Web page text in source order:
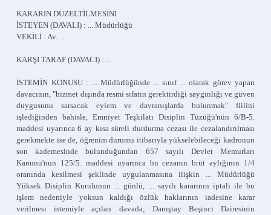
KARARIN DÜZELTİLMESİNİ
İSTEYEN (DAVALI) : ... Müdürlüğü
VEKİLİ : Av. ...
KARŞI TARAF (DAVACI) : ...
İSTEMİN KONUSU : ... Müdürlüğünde ... sınıf ... olarak görev yapan
davacının, "hizmet dışında resmi sıfatın gerektirdiği saygınlığı ve güven
duygusunu sarsacak eylem ve davranışlarda bulunmak" fiilini
işlediğinden bahisle, Emniyet Teşkilatı Disiplin Tüzüğü'nün 6/B-5.
maddesi uyarınca 6 ay kısa süreli durdurma cezası ile cezalandırılması
gerekmekte ise de, öğrenim durumu itibarıyla yükselebileceği kadronun
son kademesinde bulunduğundan 657 sayılı Devlet Memurları
Kanunu'nun 125/5. maddesi uyarınca bu cezanın brüt aylığının 1/4
oranında kesilmesi şeklinde uygulanmasına ilişkin ... Müdürlüğü
Yüksek Disiplin Kurulunun ... günlü, ... sayılı kararının iptali ile bu
işlem nedeniyle yoksun kaldığı özlük haklarının iadesine karar
verilmesi istemiyle açılan davada; Danıştay Beşinci Dairesinin